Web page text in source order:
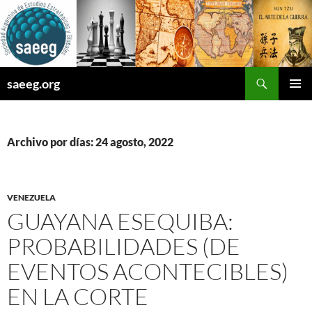
Saltar
al
contenido
saeeg.org
Archivo por días: 24 agosto, 2022
VENEZUELA
GUAYANA ESEQUIBA:
PROBABILIDADES (DE
EVENTOS ACONTECIBLES)
EN LA CORTE